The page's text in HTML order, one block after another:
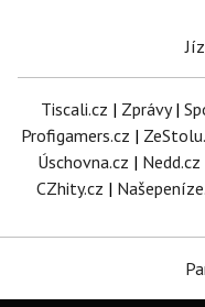
Tiscali.cz | Zprávy|
Profigamers.cz |
Úschovna.cz | Nedd.cz
CZhity.cz |